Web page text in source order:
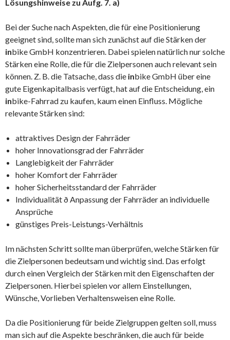
Lösungshinweise zu Aufg. 7. a)
Bei der Suche nach Aspekten, die für eine Positionierung
geeignet sind, sollte man sich zunächst auf die Stärken der
inbike GmbH konzentrieren. Dabei spielen natürlich nur solche
Stärken eine Rolle, die für die Zielpersonen auch relevant sein
können. Z. B. die Tatsache, dass die inbike GmbH über eine
gute Eigenkapitalbasis verfügt, hat auf die Entscheidung, ein
inbike-Fahrrad zu kaufen, kaum einen Einfluss. Mögliche
relevante Stärken sind:
attraktives Design der Fahrräder
hoher Innovationsgrad der Fahrräder
Langlebigkeit der Fahrräder
hoher Komfort der Fahrräder
hoher Sicherheitsstandard der Fahrräder
Individualität ð Anpassung der Fahrräder an individuelle
Ansprüche
günstiges Preis-Leistungs-Verhältnis
Im nächsten Schritt sollte man überprüfen, welche Stärken für
die Zielpersonen bedeutsam und wichtig sind. Das erfolgt
durch einen Vergleich der Stärken mit den Eigenschaften der
Zielpersonen. Hierbei spielen vor allem Einstellungen,
Wünsche, Vorlieben Verhaltensweisen eine Rolle.
Da die Positionierung für beide Zielgruppen gelten soll, muss
man sich auf die Aspekte beschränken, die auch für beide